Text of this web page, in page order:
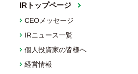
IRトップページ
CEOメッセージ
IRニュース一覧
個人投資家の皆様へ
経営情報